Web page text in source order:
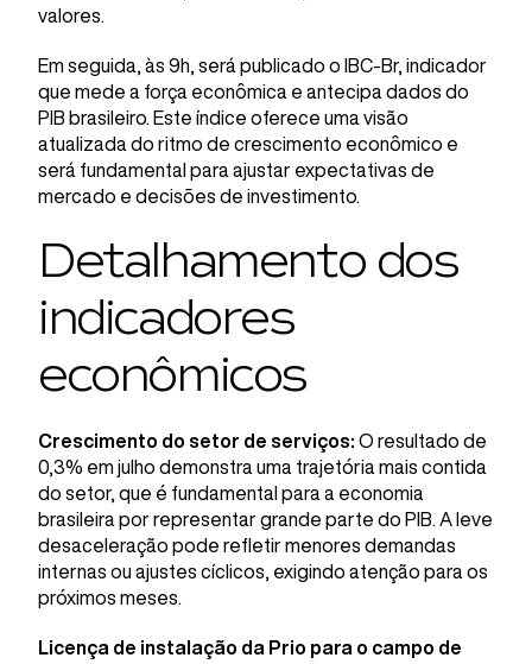
valores.
Em seguida, às 9h, será publicado o IBC-Br, indicador
que mede a força econômica e antecipa dados do
PIB brasileiro. Este índice oferece uma visão
atualizada do ritmo de crescimento econômico e
será fundamental para ajustar expectativas de
mercado e decisões de investimento.
Detalhamento dos
indicadores
econômicos
Crescimento do setor de serviços: O resultado de
0,3% em julho demonstra uma trajetória mais contida
do setor, que é fundamental para a economia
brasileira por representar grande parte do PIB. A leve
desaceleração pode refletir menores demandas
internas ou ajustes cíclicos, exigindo atenção para os
próximos meses.
Licença de instalação da Prio para o campo de